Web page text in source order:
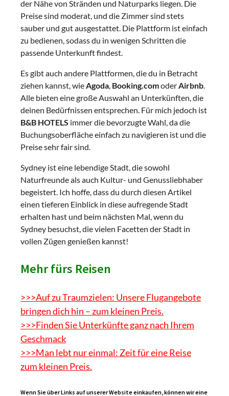
der Nähe von Stränden und Naturparks liegen. Die
Preise sind moderat, und die Zimmer sind stets
sauber und gut ausgestattet. Die Plattform ist einfach
zu bedienen, sodass du in wenigen Schritten die
passende Unterkunft findest.
Es gibt auch andere Plattformen, die du in Betracht
ziehen kannst, wieAgoda, Booking.comoderAirbnb.
Alle bieten eine große Auswahl an Unterkünften, die
deinen Bedürfnissen entsprechen. Für mich jedoch ist
B&B HOTELS immer die bevorzugte Wahl, da die
Buchungsoberfläche einfach zu navigieren ist und die
Preise sehr fair sind.
Sydney ist eine lebendige Stadt, die sowohl
Naturfreunde als auch Kultur- und Genussliebhaber
begeistert. Ich hoffe, dass du durch diesen Artikel
einen tieferen Einblick in diese aufregende Stadt
erhalten hast und beim nächsten Mal, wenn du
Sydney besuchst, die vielen Facetten der Stadt in
vollen Zügen genießen kannst!
Mehr fürs Reisen
>>>Auf zu Traumzielen: Unsere Flugangebote
bringen dich hin – zum kleinen Preis.
>>>Finden Sie Unterkünfte ganz nach Ihrem
Geschmack
>>>Man lebt nur einmal: Zeit für eine Reise
zum kleinen Preis.
Wenn Sie über Links auf unserer Website einkaufen, können wir eine